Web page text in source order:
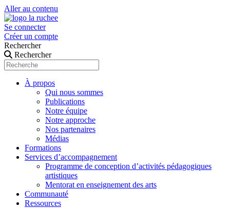
Aller au contenu
Se connecter
Créer un compte
Rechercher
Rechercher
À propos
Qui nous sommes
Publications
Notre équipe
Notre approche
Nos partenaires
Médias
Formations
Services d’accompagnement
Programme de conception d’activités pédagogiques
artistiques
Mentorat en enseignement des arts
Communauté
Ressources